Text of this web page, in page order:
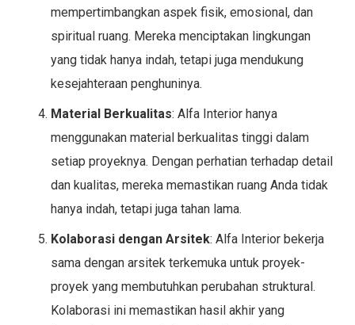
mempertimbangkan aspek fisik, emosional, dan
spiritual ruang. Mereka menciptakan lingkungan
yang tidak hanya indah, tetapi juga mendukung
kesejahteraan penghuninya.
Material Berkualitas: Alfa Interior hanya
menggunakan material berkualitas tinggi dalam
setiap proyeknya. Dengan perhatian terhadap detail
dan kualitas, mereka memastikan ruang Anda tidak
hanya indah, tetapi juga tahan lama.
Kolaborasi dengan Arsitek: Alfa Interior bekerja
sama dengan arsitek terkemuka untuk proyek-
proyek yang membutuhkan perubahan struktural.
Kolaborasi ini memastikan hasil akhir yang